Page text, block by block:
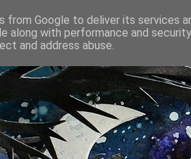
from Google to deliver its services
along with performance and
and address abuse.